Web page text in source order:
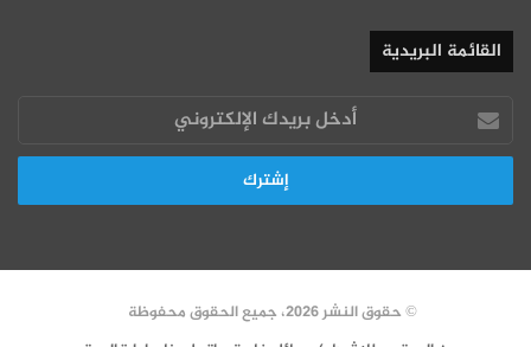
القائمة البريدية
أدخل
بريدك
الإلكتروني
© حقوق النشر 2026، جميع الحقوق محفوظة